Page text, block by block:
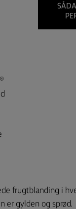
frugtblanding i
er gylden og sprød.